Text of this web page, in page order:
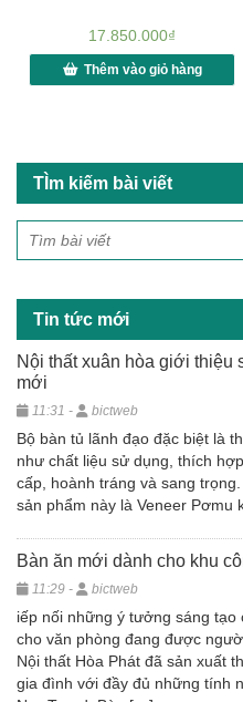
17.850.000₫
Thêm vào giỏ hàng
TÌm kiếm bài viết
Tin tức mới
Nội thất xuân hòa giới thiệu
mới
11:31 - bictweb
Bộ bàn tủ lãnh đạo đặc biệt là
như chất liệu sử dụng, thích
cấp, hoành tráng và sang
sản phẩm này là Veneer
Bàn ăn mới dành cho khu
11:29 - bictweb
iếp nối những ý tưởng sáng tạo
cho văn phòng đang được
Nội thất Hòa Phát đã sản xuất
gia đình với đầy đủ những tính